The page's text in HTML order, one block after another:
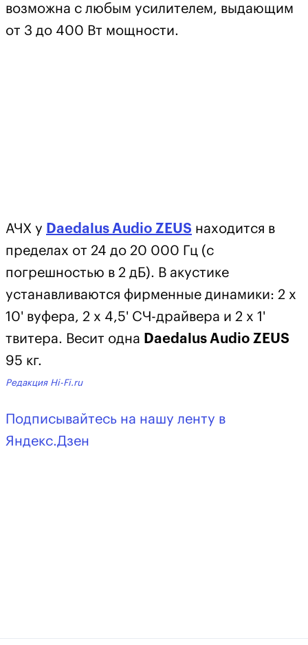
возможна с любым усилителем, выдающим
от 3 до 400 Вт мощности.
АЧХ у Daedalus Audio ZEUS находится в
пределах от 24 до 20 000 Гц (с
погрешностью в 2 дБ). В акустике
устанавливаются фирменные динамики: 2 х
10' вуфера, 2 х 4,5' СЧ-драйвера и 2 х 1'
твитера. Весит одна Daedalus Audio ZEUS
95 кг.
Редакция Hi-Fi.ru
Подписывайтесь на нашу ленту в
Яндекс.Дзен